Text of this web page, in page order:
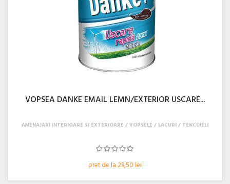
VOPSEA DANKE EMAIL LEMN/EXTERIOR USCARE...
pret de la 29,50 lei
AMENAJARI INTERIOARE SI EXTERIOARE VOPSELE / LACURI / TENCUIELI